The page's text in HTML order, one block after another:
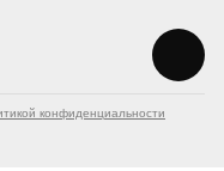
конфиденциальности